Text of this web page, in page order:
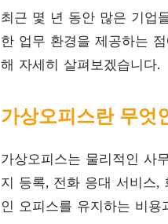
최근 몇 년 동안 많은 기업
한 업무 환경을 제공하는
해 자세히 살펴보겠습니다.
가상오피스란 무엇
가상오피스는 물리적인 사
지 등록, 전화 응대 서비스,
인 오피스를 유지하는 비